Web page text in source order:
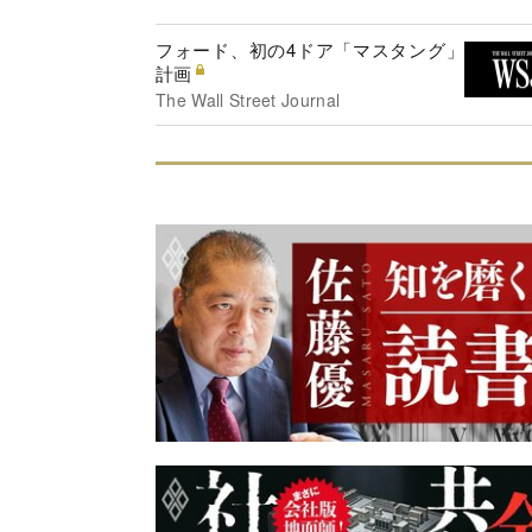
フォード、初の4ドア「マスタング」
計画
The Wall Street Journal